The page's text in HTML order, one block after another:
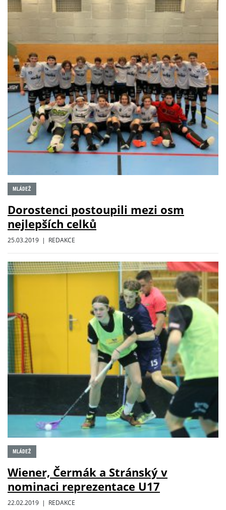
MLÁDEŽ
Dorostenci postoupili mezi osm
nejlepších celků
25.03.2019 | REDAKCE
MLÁDEŽ
Wiener, Čermák a Stránský v
nominaci reprezentace U17
22.02.2019 | REDAKCE